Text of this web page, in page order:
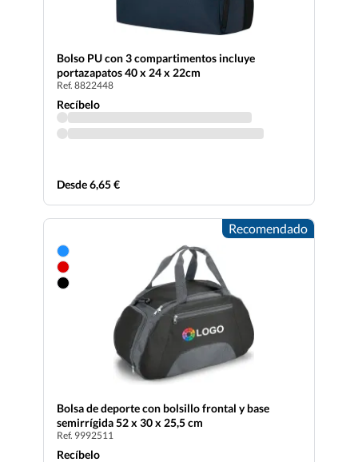
Bolso PU con 3 compartimentos incluye
portazapatos 40 x 24 x 22cm
Ref. 8822448
Recíbelo
Desde 6,65 €
Recomendado
Bolsa de deporte con bolsillo frontal y base
semirrígida 52 x 30 x 25,5 cm
Ref. 9992511
Recíbelo